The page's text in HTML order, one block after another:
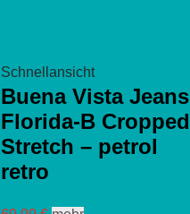
Schnellansicht
Buena Vista Jeans
Florida-B Cropped
Stretch – petrol
retro